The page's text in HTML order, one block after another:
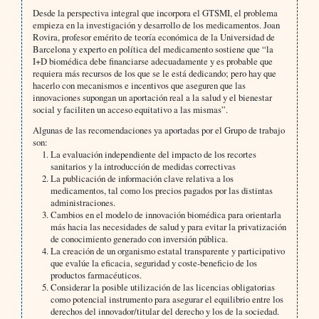
Desde la perspectiva integral que incorpora el GTSMI, el problema
empieza en la investigación y desarrollo de los medicamentos. Joan
Rovira, profesor emérito de teoría económica de la Universidad de
Barcelona y experto en política del medicamento sostiene que “la
I+D biomédica debe financiarse adecuadamente y es probable que
requiera más recursos de los que se le está dedicando; pero hay que
hacerlo con mecanismos e incentivos que aseguren que las
innovaciones supongan un aportación real a la salud y el bienestar
social y faciliten un acceso equitativo a las mismas”.
Algunas de las recomendaciones ya aportadas por el Grupo de trabajo
son:
La evaluación independiente del impacto de los recortes
sanitarios y la introducción de medidas correctivas
La publicación de información clave relativa a los
medicamentos, tal como los precios pagados por las distintas
administraciones.
Cambios en el modelo de innovación biomédica para orientarla
más hacia las necesidades de salud y para evitar la privatización
de conocimiento generado con inversión pública.
La creación de un organismo estatal transparente y participativo
que evalúe la eficacia, seguridad y coste-beneficio de los
productos farmacéuticos.
Considerar la posible utilización de las licencias obligatorias
como potencial instrumento para asegurar el equilibrio entre los
derechos del innovador/titular del derecho y los de la sociedad.